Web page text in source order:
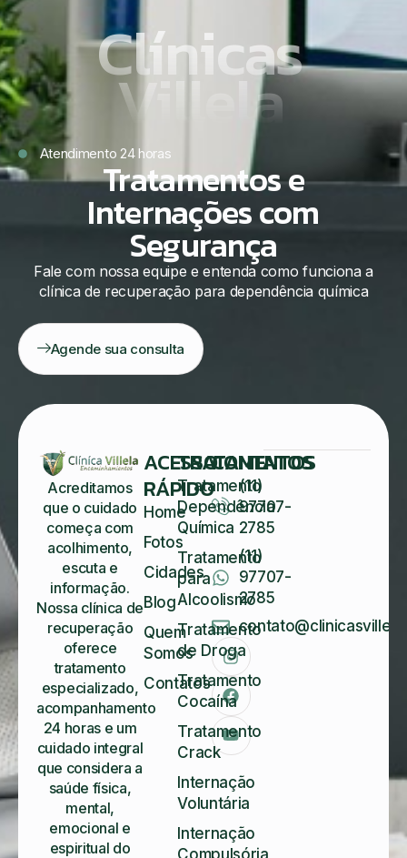
Clínicas
Villela
Atendimento 24 horas
Tratamentos e
Internações com
Segurança
Fale com nossa equipe e entenda como funciona a
clínica de recuperação para dependência química
Agende sua consulta
Acreditamos
que o cuidado
começa com
acolhimento,
escuta e
informação.
Nossa clínica de
recuperação
oferece
tratamento
especializado,
acompanhamento
24 horas e um
cuidado integral
que considera a
saúde física,
mental,
emocional e
espiritual do
ACESSO
RÁPIDO
Home
Fotos
Cidades
Blog
Quem
Somos
Contatos
TRATAMENTOS
Tratamento
Dependência
Química
Tratamento
para
Alcoolismo
Tratamento
de Droga
Tratamento
Cocaína
Tratamento
Crack
Internação
Voluntária
Internação
CONTATOS
(11)
97707-
2785
(11)
97707-
2785